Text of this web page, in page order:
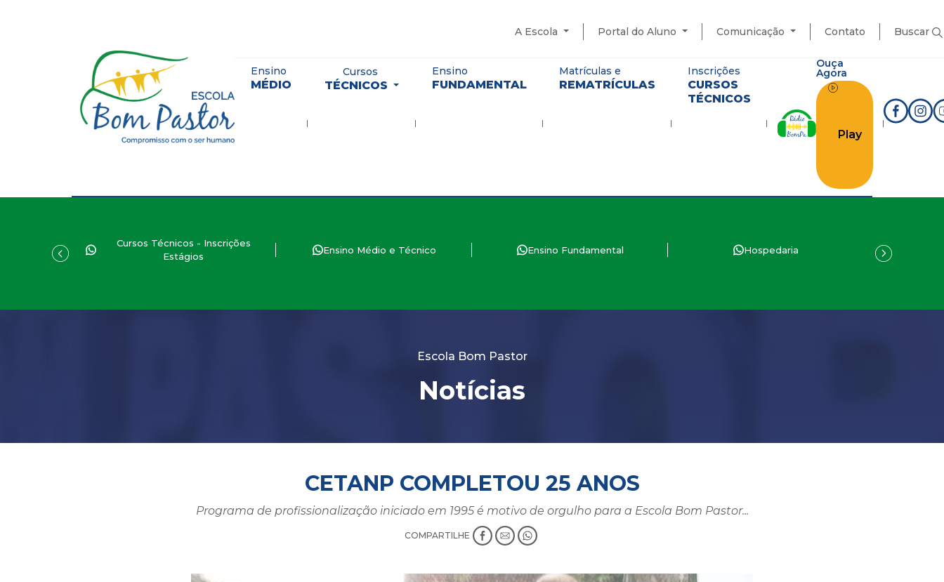
A Escola Portal do Aluno Comunicação Contato Buscar
Ensino
MÉDIO
Cursos
TÉCNICOS
Ensino
FUNDAMENTAL
Matrículas e
REMATRÍCULAS
Inscrições
CURSOS
TÉCNICOS
Ouça
Agora
Play
Cursos Técnicos - Inscrições
Estágios
Ensino Médio e Técnico Ensino Fundamental Hospedaria
Escola Bom Pastor
Notícias
CETANP COMPLETOU 25 ANOS
Programa de profissionalização iniciado em 1995 é motivo de orgulho para a Escola Bom Pastor...
COMPARTILHE